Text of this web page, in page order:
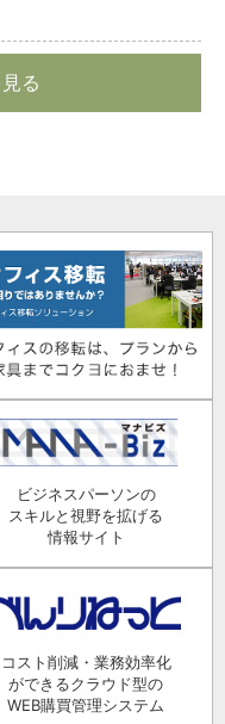
る
ビジネスパーソンの
スキルと視野を拡げる
情報サイト
コスト削減・業務効率化
ができるクラウド型の
WEB購買管理システム